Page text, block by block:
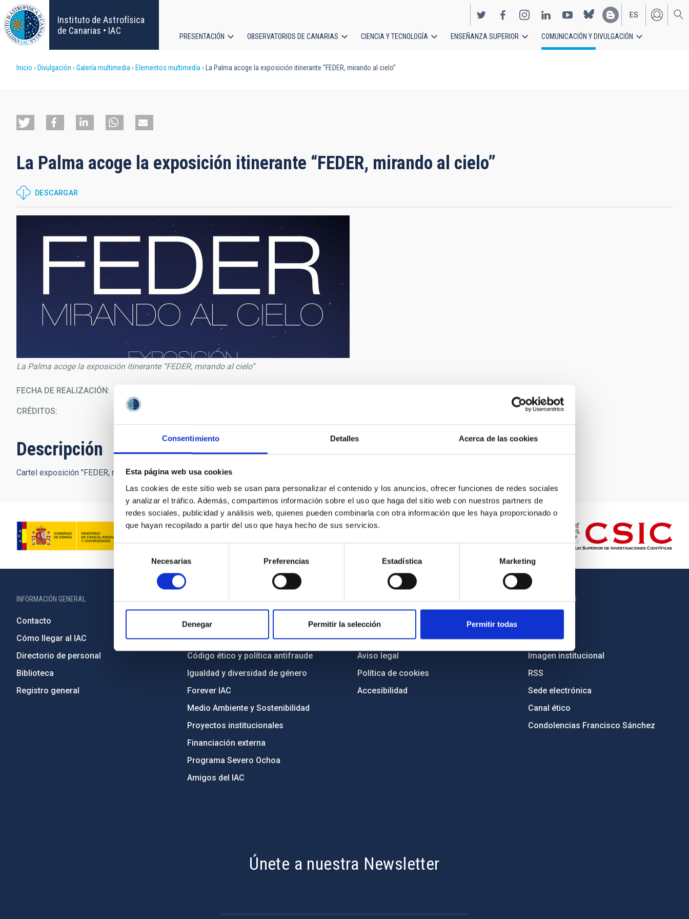
Consentimiento Detalles Acerca de las cookies
Esta página web usa cookies
Las cookies de este sitio web se usan para personalizar el contenido y los anuncios, ofrecer funciones de redes sociales
y analizar el tráfico. Además, compartimos información sobre el uso que haga del sitio web con nuestros partners de
redes sociales, publicidad y análisis web, quienes pueden combinarla con otra información que les haya proporcionado o
que hayan recopilado a partir del uso que haya hecho de sus servicios.
Selección
consentimiento
Necesarias Preferencias Estadística Marketing
Denegar Permitir la selección Permitir todas
Pasar
al
contenido
principal
Instituto de Astrofísica
de Canarias • IAC
EN
ES
PRESENTACIÓN OBSERVATORIOS DE CANARIAS CIENCIA Y TECNOLOGÍA ENSEÑANZA SUPERIOR COMUNICACIÓN Y DIVULGACIÓN
Sobrescribir
de
a
la
navegación
Inicio Divulgación Galería multimedia Elementos multimedia La Palma acoge la exposición itinerante “FEDER, mirando al cielo”
La Palma acoge la exposición itinerante “FEDER, mirando al cielo”
DESCARGAR
La Palma acoge la exposición itinerante “FEDER, mirando al cielo”
FECHA DE REALIZACIÓN
CRÉDITOS
Descripción
Cartel exposición "FEDER, mirando al cielo". Crédito: Inés Bonet (IAC)
INFORMACIÓN GENERAL
Contacto
Cómo llegar al IAC
Directorio de personal
Biblioteca
Registro general
Legislación
Transparencia
Código ético y política antifraude
Igualdad y diversidad de género
Forever IAC
Medio Ambiente y Sostenibilidad
Proyectos institucionales
Financiación externa
Programa Severo Ochoa
Amigos del IAC
Mapa web
Políticas de privacidad
Aviso legal
Política de cookies
Accesibilidad
OTROS ENLACES
Licitaciones
Imagen institucional
RSS
Sede electrónica
Canal ético
Condolencias Francisco Sánchez
Únete a nuestra Newsletter